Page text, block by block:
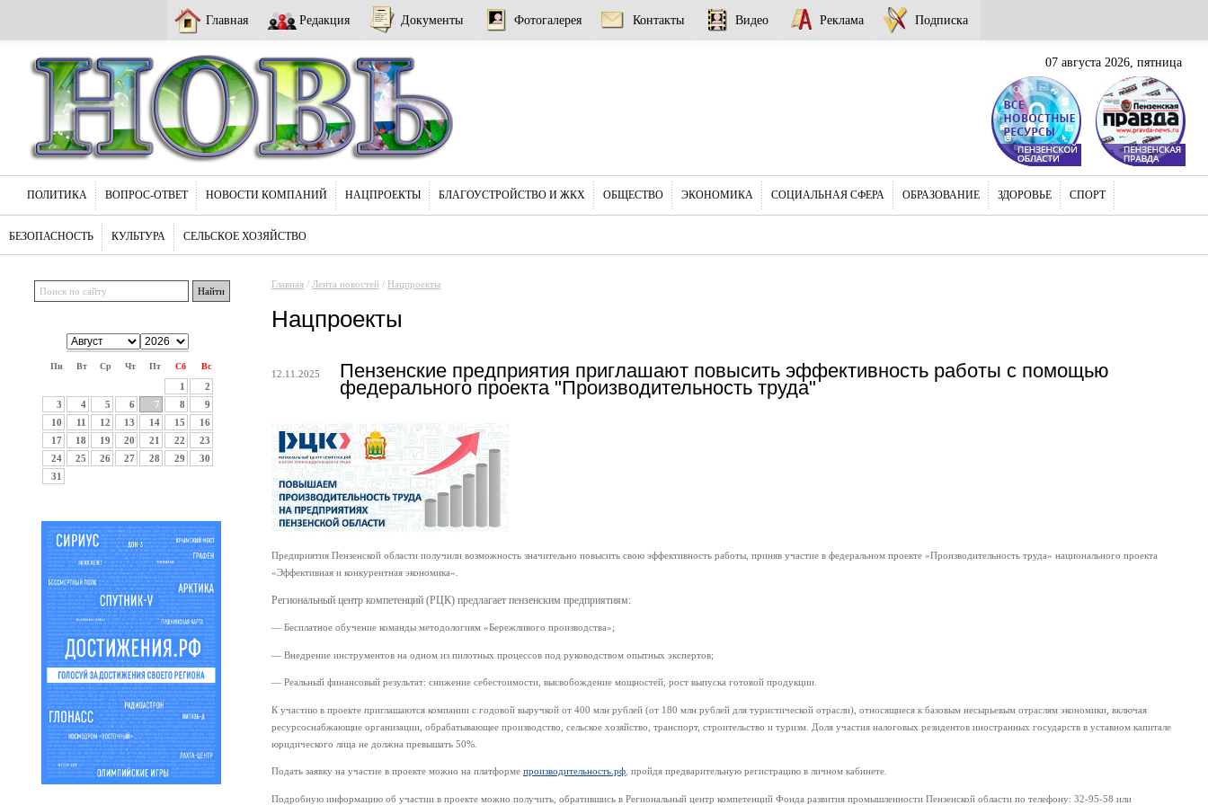
Главная Редакция Документы Фотогалерея Контакты Видео Реклама Подписка
07 августа 2026, пятница
ПОЛИТИКА ВОПРОС-ОТВЕТ НОВОСТИ КОМПАНИЙ НАЦПРОЕКТЫ БЛАГОУСТРОЙСТВО И ЖКХ ОБЩЕСТВО ЭКОНОМИКА СОЦИАЛЬНАЯ СФЕРА ОБРАЗОВАНИЕ ЗДОРОВЬЕ СПОРТ
БЕЗОПАСНОСТЬ КУЛЬТУРА СЕЛЬСКОЕ ХОЗЯЙСТВО
Пн Вт Ср Чт Пт Сб Вс
1
2
3
4 5 6 7 8
9
10
11 12 13 14 15
16
17
18 19 20 21 22
23
24
25 26 27 28 29
30
31
Главная / Лента новостей / Нацпроекты
Нацпроекты
12.11.2025 Пензенские предприятия приглашают повысить эффективность работы с помощью
федерального проекта "Производительность труда"
Предприятия Пензенской области получили возможность значительно повысить свою эффективность работы, приняв участие в федеральном проекте «Производительность труда» национального проекта
«Эффективная и конкурентная экономика».
Региональный центр компетенций (РЦК) предлагает пензенским предприятиям:
— Бесплатное обучение команды методологиям «Бережливого производства»;
— Внедрение инструментов на одном из пилотных процессов под руководством опытных экспертов;
— Реальный финансовый результат: снижение себестоимости, высвобождение мощностей, рост выпуска готовой продукции.
К участию в проекте приглашаются компании с годовой выручкой от 400 млн рублей (от 180 млн рублей для туристической отрасли), относящиеся к базовым несырьевым отраслям экономики, включая
ресурсоснабжающие организации, обрабатывающее производство, сельское хозяйство, транспорт, строительство и туризм. Доля участия налоговых резидентов иностранных государств в уставном капитале
юридического лица не должна превышать 50%.
Подать заявку на участие в проекте можно на платформе производительность.рф , пройдя предварительную регистрацию в личном кабинете.
Подробную информацию об участии в проекте можно получить, обратившись в Региональный центр компетенций Фонда развития промышленности Пензенской области по телефону: 32-95-58 или